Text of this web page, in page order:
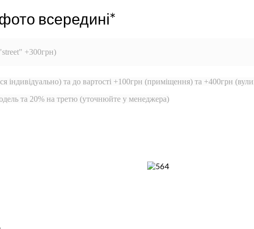
всередині*
+300грн)
індивідуально) та до вартості +100грн (приміщення) та +400грн
та 20% на третю (уточнюйте у менеджера)